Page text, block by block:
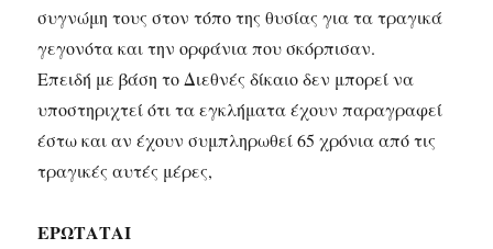
συγνώμη τους στον τόπο της θυσίας για τα τραγικά
γεγονότα και την ορφάνια που σκόρπισαν.
Επειδή με βάση το Διεθνές δίκαιο δεν μπορεί να
υποστηριχτεί ότι τα εγκλήματα έχουν παραγραφεί
έστω και αν έχουν συμπληρωθεί 65 χρόνια από τις
τραγικές αυτές μέρες,
ΕΡΩΤΑΤΑΙ